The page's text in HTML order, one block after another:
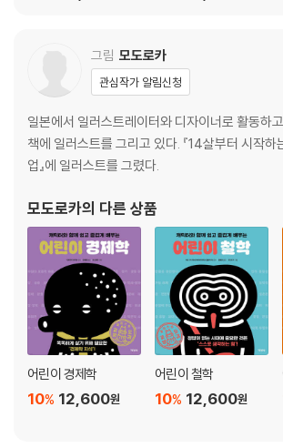
한국의 무역과 에너지 자급률
생활비 계산하기
가구·세대별 생활비 계산하기
어떤 형태로 일해야 할까?
세금과 사회보험료를 내는 법
인생의 3대 자금이란?
교육에 드는 돈은 얼마일까?
대학을 졸업하면 돈을 많이 벌 수 있다?!
집을 꼭 사야 할까?
노후에는 얼마만큼의 돈이 필요할까?
연금의 종류
돈보다 중요한 것
그림 모도로카
관심작가 알림신청
일본에서 일러스트레이터와 디자이너로 활동하
책에 일러스트를 그리고 있다. 『14살부터 시작하
업』에 일러스트를 그렸다.
모도로카의 다른 상품
어린이 경제학
12,600원
10%
어린이 철학
12,600원
10%